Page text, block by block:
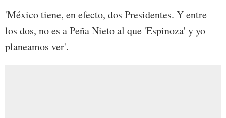
'México tiene, en efecto, dos Presidentes. Y entre
los dos, no es a Peña Nieto al que 'Espinoza' y yo
planeamos ver'.